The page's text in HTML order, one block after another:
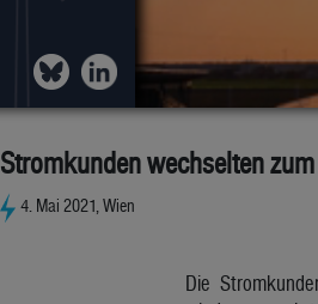
Stromkunden wechselten
4. Mai 2021, Wien
Die